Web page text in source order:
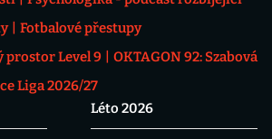
Fotbalové přestupy
prostor Level 9
OKTAGON 92: Szabová
Liga 2026/27
Léto 2026